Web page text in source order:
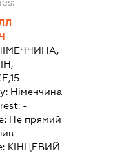
Німеччина
-
Не прямий
КІНЦЕВИЙ